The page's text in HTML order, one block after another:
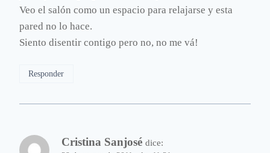
Veo el salón como un espacio para relajarse y esta
pared no lo hace.
Siento disentir contigo pero no, no me vá!
Responder
Cristina Sanjosé dice: